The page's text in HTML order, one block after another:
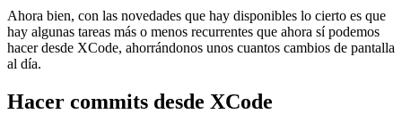
Ahora bien, con las novedades que hay disponibles lo cierto es que
hay algunas tareas más o menos recurrentes que ahora sí podemos
hacer desde XCode, ahorrándonos unos cuantos cambios de pantalla
al día.
Hacer commits desde XCode